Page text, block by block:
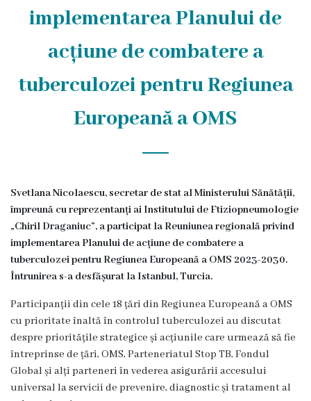
Anunțuri
Invitații
de
participare
Rapoarte
Contracte
Posturi
vacante
Secții
Consultativă
implementarea Planului de
acțiune de combatere a
tuberculozei pentru Regiunea
Europeană a OMS
Svetlana Nicolaescu, secretar de stat al Ministerului Sănătății,
împreună cu reprezentanți ai Institutului de Ftiziopneumologie
„Chiril Draganiuc”, a participat la Reuniunea regională privind
implementarea Planului de acțiune de combatere a
tuberculozei pentru Regiunea Europeană a OMS 2023-2030.
Întrunirea s-a desfășurat la Istanbul, Turcia.
Participanții din cele 18 țări din Regiunea Europeană a OMS
cu prioritate înaltă în controlul tuberculozei au discutat
despre prioritățile strategice și acțiunile care urmează să fie
întreprinse de țări, OMS, Parteneriatul Stop TB, Fondul
Global și alți parteneri în vederea asigurării accesului
universal la servicii de prevenire, diagnostic și tratament al